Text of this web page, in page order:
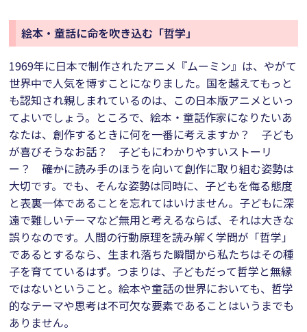
絵本・童話に命を吹き込む「哲学」
1969年に日本で制作されたアニメ『ムーミン』は、やがて
世界中で人気を博すことになりました。国を越えてもっと
も認知され親しまれているのは、この日本版アニメといっ
てよいでしょう。ところで、絵本・童話作家になりたいあ
なたは、創作するときに何を一番に考えますか？ 子ども
が喜びそうなお話？ 子どもにわかりやすいストーリ
ー？ ――確かに読み手のほうを向いて創作に取り組む姿勢は
大切です。でも、そんな姿勢は同時に、子どもを侮る態度
と表裏一体であることを忘れてはいけません。子どもに深
遠で難しいテーマなど無用と考えるならば、それは大きな
誤りなのです。人間の行動原理を読み解く学問が「哲学」
であるとするなら、生まれ落ちた瞬間から私たちはその種
子を育てているはず。つまりは、子どもだって哲学と無縁
ではないということ。絵本や童話の世界においても、哲学
的なテーマや思考は不可欠な要素であることはいうまでも
ありません。